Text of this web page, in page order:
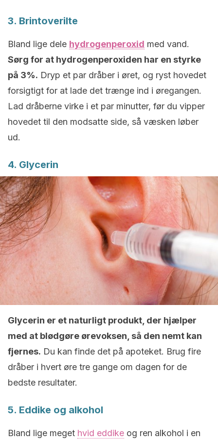
3. Brintoverilte
Bland lige dele hydrogenperoxid med vand.
Sørg for at hydrogenperoxiden har en styrke
på 3%. Dryp et par dråber i øret, og ryst hovedet
forsigtigt for at lade det trænge ind i øregangen.
Lad dråberne virke i et par minutter, før du vipper
hovedet til den modsatte side, så væsken løber
ud.
4. Glycerin
Glycerin er et naturligt produkt, der hjælper
med at blødgøre ørevoksen, så den nemt kan
fjernes. Du kan finde det på apoteket. Brug fire
dråber i hvert øre tre gange om dagen for de
bedste resultater.
5. Eddike og alkohol
Bland lige meget hvid eddike og ren alkohol i en